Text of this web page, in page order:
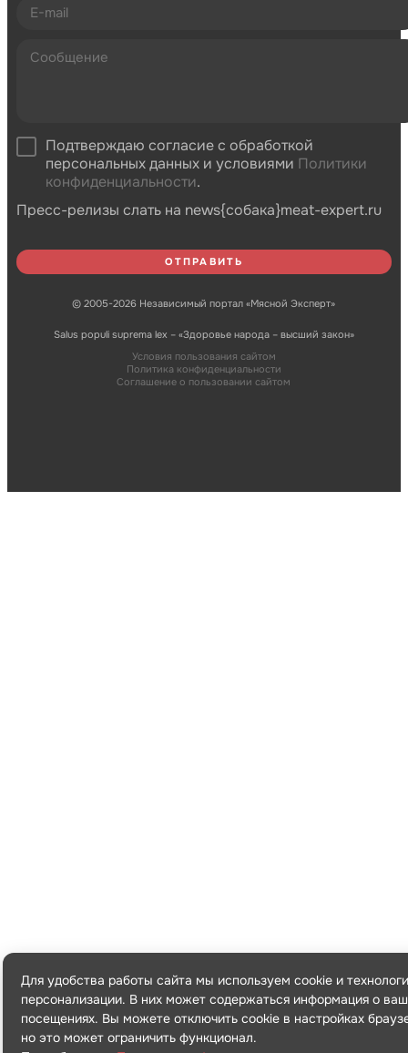
Подтверждаю согласие с обработкой
персональных данных и условиями Политики
конфиденциальности.
Пресс-релизы слать на news{собака}meat-expert.ru
© 2005-2026 Независимый портал «Мясной Эксперт»
Salus populi suprema lex – «Здоровье народа – высший закон»
Условия пользования сайтом
Политика конфиденциальности
Соглашение о пользовании сайтом
Для удобства работы сайта мы используем cookie и
персонализации. В них может содержаться информация о
посещениях. Вы можете отключить cookie в настройках
но это может ограничить функционал.